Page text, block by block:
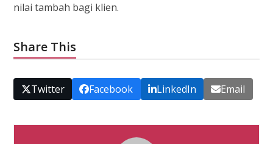
nilai tambah bagi klien.
Share This
Twitter Facebook LinkedIn Email